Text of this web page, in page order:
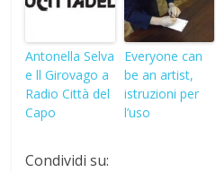
Antonella Selva
e ll Girovago a
Radio Città del
Capo
Everyone can
be an artist,
istruzioni per
l’uso
Condividi su: